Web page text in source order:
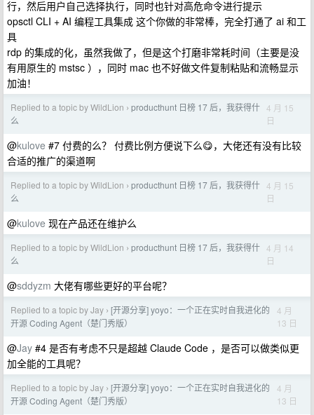
行，然后用户自己选择执行，同时也针对高危命令进行提示
opsctl CLI + AI 编程工具集成 这个你做的非常棒，完全打通了 ai 和工
具
rdp 的集成的化，虽然我做了，但是这个打磨非常耗时间（主要是没
有用原生的 mstsc ），同时 mac 也不好做文件复制粘贴和流畅显示
加油！
Replied to a topic by WildLion › producthunt 日榜 17 后，我获得什
么
4 月 15
日
@kulove #7 付费的么？ 付费比例方便说下么😋，大佬还有没有比较
合适的推广的渠道啊
Replied to a topic by WildLion › producthunt 日榜 17 后，我获得什
么
4 月 15
日
@kulove 现在产品还在维护么
Replied to a topic by WildLion › producthunt 日榜 17 后，我获得什
么
4 月 14
日
@sddyzm 大佬有哪些更好的平台呢？
Replied to a topic by Jay › [开源分享] yoyo：一个正在实时自我进化的
开源 Coding Agent（楚门秀版）
4 月
13 日
@Jay #4 是否有考虑不只是超越 Claude Code ，是否可以做类似更
加全能的工具呢？
Replied to a topic by Jay › [开源分享] yoyo：一个正在实时自我进化的
开源 Coding Agent（楚门秀版）
4 月
13 日